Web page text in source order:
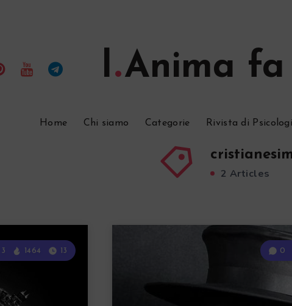
l Anima
Home Chi siamo Categorie Rivista di
2 Articles
3 1464 13 0